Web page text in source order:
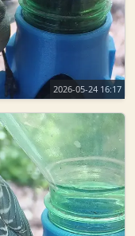
2026-05-24 16:17